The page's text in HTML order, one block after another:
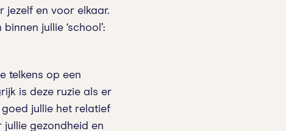
jezelf en voor elkaar.
jullie ‘school’:
telkens op een
is deze ruzie als er
goed jullie het relatief
gezondheid en